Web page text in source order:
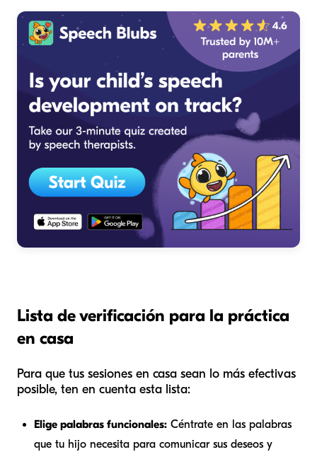
Lista de verificación para la práctica
en casa
Para que tus sesiones en casa sean lo más efectivas
posible, ten en cuenta esta lista:
Elige palabras funcionales: Céntrate en las palabras
que tu hijo necesita para comunicar sus deseos y